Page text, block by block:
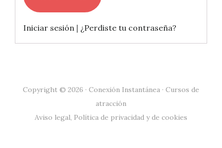
Iniciar sesión | ¿Perdiste tu contraseña?
Copyright © 2026 · Conexión Instantánea · Cursos de
atracción
Aviso legal, Política de privacidad y de cookies